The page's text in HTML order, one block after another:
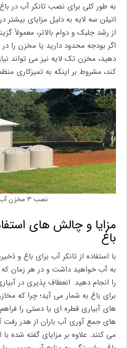
به طور کلی برای نصب تانکر آب در
‌اتیلن سه ‌لایه به دلیل مزایای
از رشد جلبک و دوام بالاتر، معمولاً
اگر بودجه محدود دارید یا مخزن را
دهید، مخزن تک‌ لایه نیز می ‌تواند
کند، مشروط بر اینکه به تمیزکاری
نصب ۳ مخزن آب در باغ
مزایا و چالش های
باغ
با استفاده از تانکر آب برای باغ و
به آب خواهید داشت و در هر زمان که
را انجام دهید. انعطاف‌ پذیری در
برای باغ به شمار می آید؛ چرا که
های آبیاری قطره ‌ای یا دستی را
های جمع ‌آوری آب باران از هدر رفت
می ‌کنند. علاوه بر مزایای گفته شده